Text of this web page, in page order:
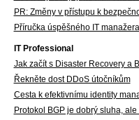
PR: Změny v přístupu k
Příručka úspěšného IT
IT Professional
Jak začít s Disaster Recovery a
Řekněte dost DDoS útočníkům
Cesta k efektivnímu identity
Protokol BGP je dobrý sluha,